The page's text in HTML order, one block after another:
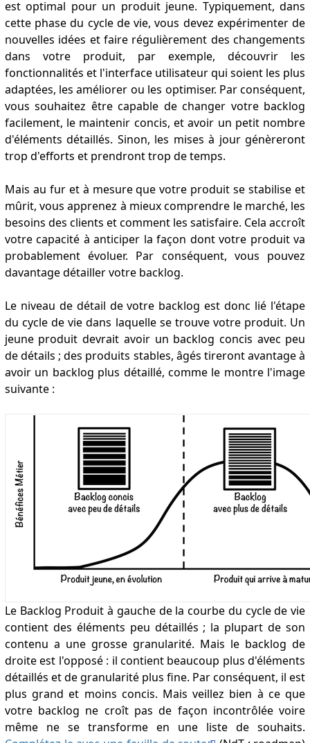
est optimal pour un produit jeune. Typiquement, dans
cette phase du cycle de vie, vous devez expérimenter de
nouvelles idées et faire régulièrement des changements
dans votre produit, par exemple, découvrir les
fonctionnalités et l'interface utilisateur qui soient les plus
adaptées, les améliorer ou les optimiser. Par conséquent,
vous souhaitez être capable de changer votre backlog
facilement, le maintenir concis, et avoir un petit nombre
d'éléments détaillés. Sinon, les mises à jour génèreront
trop d'efforts et prendront trop de temps.
Mais au fur et à mesure que votre produit se stabilise et
mûrit, vous apprenez à mieux comprendre le marché, les
besoins des clients et comment les satisfaire. Cela accroît
votre capacité à anticiper la façon dont votre produit va
probablement évoluer. Par conséquent, vous pouvez
davantage détailler votre backlog.
Le niveau de détail de votre backlog est donc lié l'étape
du cycle de vie dans laquelle se trouve votre produit. Un
jeune produit devrait avoir un backlog concis avec peu
de détails ; des produits stables, âgés tireront avantage à
avoir un backlog plus détaillé, comme le montre l'image
suivante :
Le Backlog Produit à gauche de la courbe du cycle de vie
contient des éléments peu détaillés ; la plupart de son
contenu a une grosse granularité. Mais le backlog de
droite est l'opposé : il contient beaucoup plus d'éléments
détaillés et de granularité plus fine. Par conséquent, il est
plus grand et moins concis. Mais veillez bien à ce que
votre backlog ne croît pas de façon incontrôlée voire
même ne se transforme en une liste de souhaits.